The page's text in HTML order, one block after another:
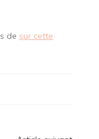
de sur cette